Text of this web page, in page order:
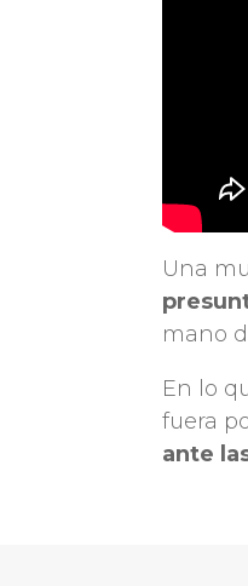
Una
mano
En lo
fuera
ante